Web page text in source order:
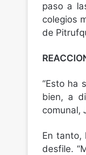
paso a
colegios
de
“Esto ha
bien, a
comunal,
En tanto,
desfile.